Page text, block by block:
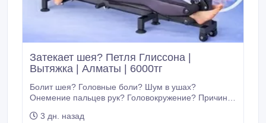
Затекает шея? Петля Глиссона |
Вытяжка | Алматы | 6000тг
Болит шея? Головные боли? Шум в ушах?
Онемение пальцев рук? Головокружение? Причина
Предлагаем: Вытяжка шейного отдела на петле
3 дн. назад